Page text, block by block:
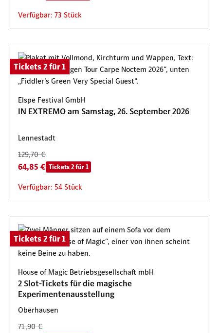
Verfügbar: 73 Stück
Tickets 2 für 1
Elspe Festival GmbH
IN EXTREMO am Samstag, 26. September 2026
Lennestadt
129,70 €
64,85 € Tickets 2 für 1
Verfügbar: 54 Stück
Tickets 2 für 1
House of Magic Betriebsgesellschaft mbH
2 Slot-Tickets für die magische
Experimentenausstellung
Oberhausen
71,90 €